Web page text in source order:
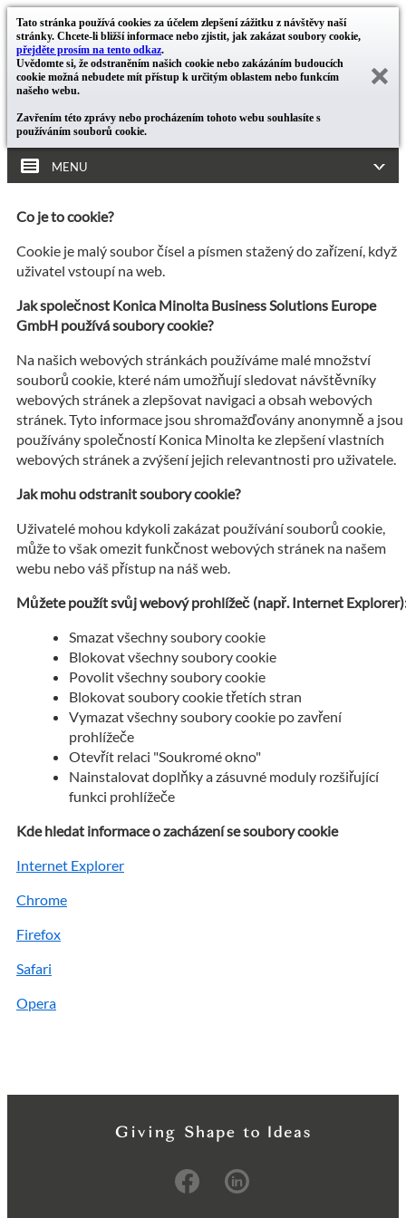
Tato stránka používá cookies za účelem zlepšení zážitku z návštěvy naší
stránky. Chcete-li bližší informace nebo zjistit, jak zakázat soubory cookie,
přejděte prosím na tento odkaz.
Uvědomte si, že odstraněním našich cookie nebo zakázáním budoucích
cookie možná nebudete mít přístup k určitým oblastem nebo funkcím
našeho webu.
Zavřením této zprávy nebo procházením tohoto webu souhlasíte s
používáním souborů cookie.
MENU
Co je to cookie?
Cookie je malý soubor čísel a písmen stažený do zařízení, když
uživatel vstoupí na web.
Jak společnost Konica Minolta Business Solutions Europe
GmbH používá soubory cookie?
Na našich webových stránkách používáme malé množství
souborů cookie, které nám umožňují sledovat návštěvníky
webových stránek a zlepšovat navigaci a obsah webových
stránek. Tyto informace jsou shromažďovány anonymně a jsou
používány společností Konica Minolta ke zlepšení vlastních
webových stránek a zvýšení jejich relevantnosti pro uživatele.
Jak mohu odstranit soubory cookie?
Uživatelé mohou kdykoli zakázat používání souborů cookie,
může to však omezit funkčnost webových stránek na našem
webu nebo váš přístup na náš web.
Můžete použít svůj webový prohlížeč (např. Internet
Smazat všechny soubory cookie
Blokovat všechny soubory cookie
Povolit všechny soubory cookie
Blokovat soubory cookie třetích stran
Vymazat všechny soubory cookie po zavření
prohlížeče
Otevřít relaci "Soukromé okno"
Nainstalovat doplňky a zásuvné moduly rozšiřující
funkci prohlížeče
Kde hledat informace o zacházení se soubory cookie
Internet Explorer
Chrome
Firefox
Safari
Opera